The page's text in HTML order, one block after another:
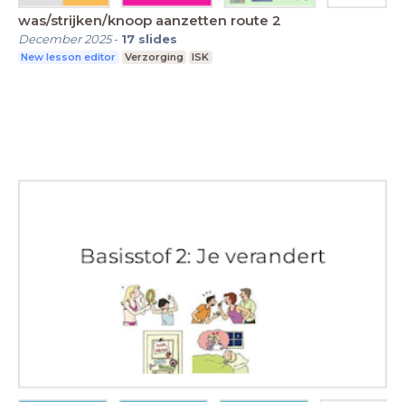
was/strijken/knoop aanzetten route 2
December 2025- 17 slides
New lesson editor Verzorging ISK